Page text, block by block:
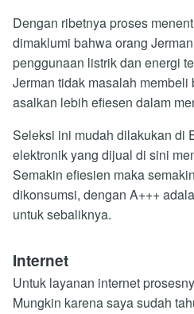
Dengan ribetnya proses
dimaklumi bahwa orang
penggunaan listrik dan energi
Jerman tidak masalah
asalkan lebih efiesen dalam
Seleksi ini mudah dilakukan di
elektronik yang dijual di sini
Semakin efiesien maka
dikonsumsi, dengan A+++
untuk sebaliknya.
Internet
Untuk layanan internet
Mungkin karena saya sudah